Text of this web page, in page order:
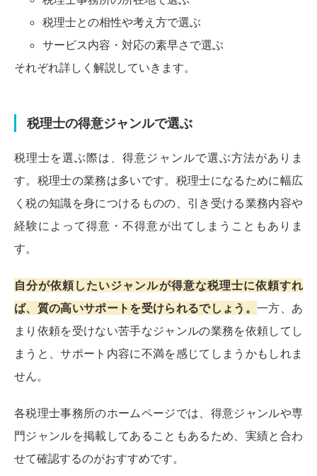
税理士との相性や考え方で選ぶ
サービス内容・対応の素早さで選ぶ
それぞれ詳しく解説していきます。
税理士の得意ジャンルで選ぶ
税理士を選ぶ際は、得意ジャンルで選ぶ方法がありま
す。税理士の業務は多いです。税理士になるために幅広
く税の知識を身につけるものの、引き受ける業務内容や
経験によって得意・不得意が出てしまうこともありま
す。
自分が依頼したいジャンルが得意な税理士に依頼すれ
ば、質の高いサポートを受けられるでしょう。 一方、あ
まり依頼を受けない苦手なジャンルの業務を依頼してし
まうと、サポート内容に不満を感じてしまうかもしれま
せん。
各税理士事務所のホームページでは、得意ジャンルや専
門ジャンルを掲載してあることもあるため、実績と合わ
せて確認するのがおすすめです。